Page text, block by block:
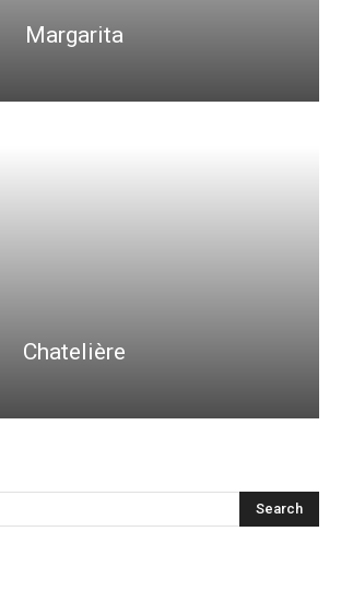
Margarita
Chatelière
Search